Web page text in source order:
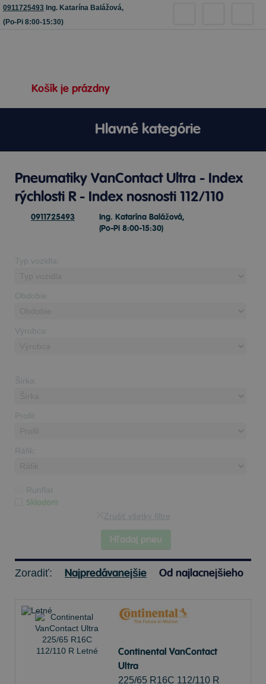
0911725493 Ing. Katarína Balážová,
(Po-Pi 8:00-15:30)
Košík je prázdny
Hlavné kategórie
Pneumatiky VanContact Ultra - Index
rýchlosti R - Index nosnosti 112/110
0911725493
Ing. Katarína Balážová,
(Po-Pi 8:00-15:30)
Typ vozidla:
Obdobie:
Výrobca:
Šírka:
Profil:
Ráfik:
Runflat
Skladom
Zrušiť všetky filtre
Hľadaj pneu
Zoradiť: Najpredávanejšie Od najlacnejšieho
Continental VanContact
Ultra
225/65 R16C 112/110 R